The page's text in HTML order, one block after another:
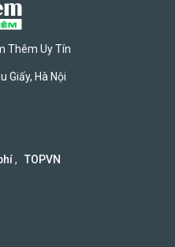
Thêm Uy Tín
Giấy, Hà Nội
, TOPVN